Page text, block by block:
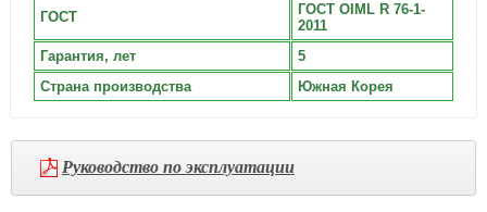
ГОСТ
ГОСТ OIML R 76-1-
2011
Гарантия, лет
5
Страна производства
Южная Корея
Руководство по эксплуатации